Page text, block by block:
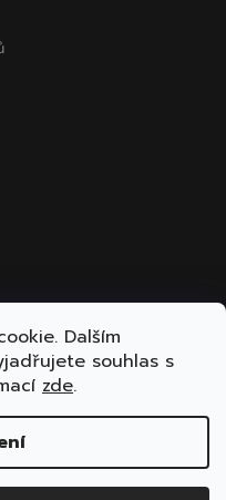
Dalším
souhlas s
zde.
práva vyhrazena.